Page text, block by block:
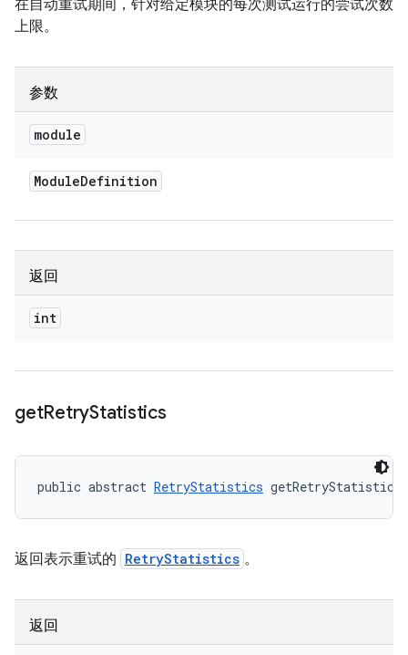
在自动重试期间，针对给定模块的每次测试运行的尝试次数
上限。
参数
module
ModuleDefinition
返回
int
getRetryStatistics
public abstract RetryStatistics
返回表示重试的 RetryStatistics 。
返回